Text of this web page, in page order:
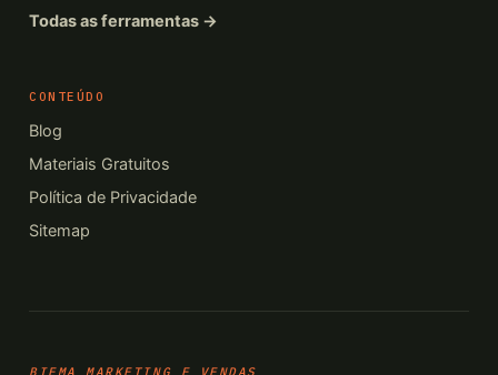
Todas as ferramentas →
CONTEÚDO
Blog
Materiais Gratuitos
Política de Privacidade
Sitemap